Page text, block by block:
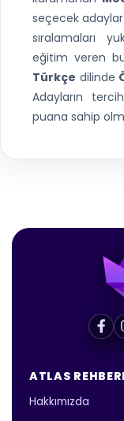
seçecek
sıralamaları
eğitim veren
Türkçe dilinde
Adayların
puana sahip
ATLAS
Hakkımızda